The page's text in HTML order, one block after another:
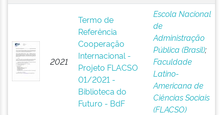
2021
Termo de
Referência
Cooperação
Internacional -
Projeto FLACSO
01/2021 -
Biblioteca do
Futuro - BdF
Escola Nacional
de
Administração
Pública (Brasil);
Faculdade
Latino-
Americana de
Ciências Sociais
(FLACSO)